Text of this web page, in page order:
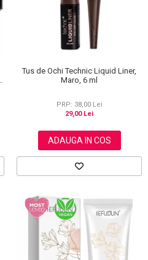
Tus de Ochi Technic Liquid Liner,
Maro, 6 ml
PRP: 38,00 Lei
29,00 Lei
ADAUGA IN COS